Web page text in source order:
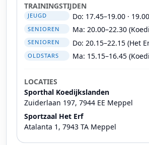
TRAININGSTIJDEN
JEUGD Do: 17.45–19.00 ·
SENIOREN Ma: 20.00–22.30
SENIOREN Do: 20.15–22.15 (Het
OLDSTARS Ma: 15.15–16.45
LOCATIES
Sporthal Koedijkslanden
Zuiderlaan 197, 7944 EE Meppel
Sportzaal Het Erf
Atalanta 1, 7943 TA Meppel